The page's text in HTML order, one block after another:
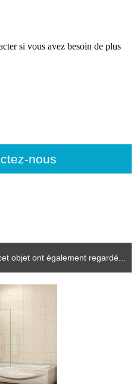
si vous avez besoin de plus
nous
objet ont également regardé...